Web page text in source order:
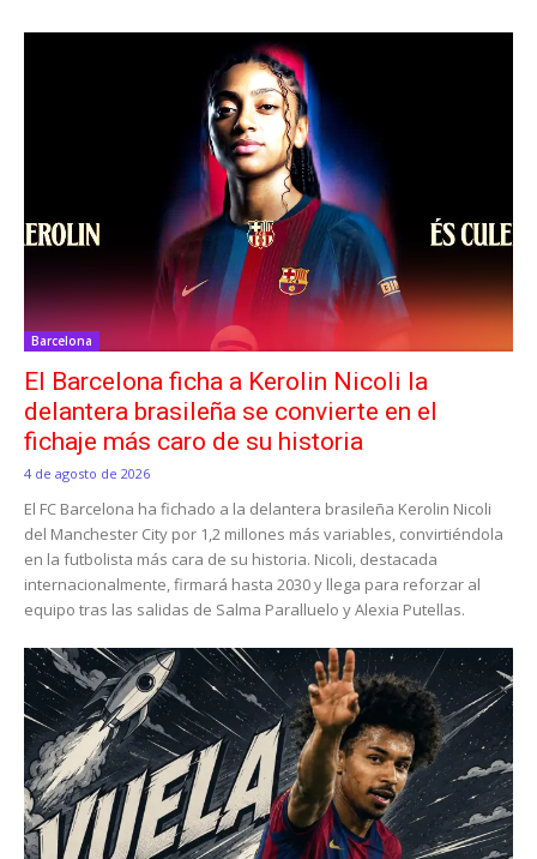
Barcelona
El Barcelona ficha a Kerolin Nicoli la
delantera brasileña se convierte en el
fichaje más caro de su historia
4 de agosto de 2026
El FC Barcelona ha fichado a la delantera brasileña Kerolin Nicoli
del Manchester City por 1,2 millones más variables, convirtiéndola
en la futbolista más cara de su historia. Nicoli, destacada
internacionalmente, firmará hasta 2030 y llega para reforzar al
equipo tras las salidas de Salma Paralluelo y Alexia Putellas.